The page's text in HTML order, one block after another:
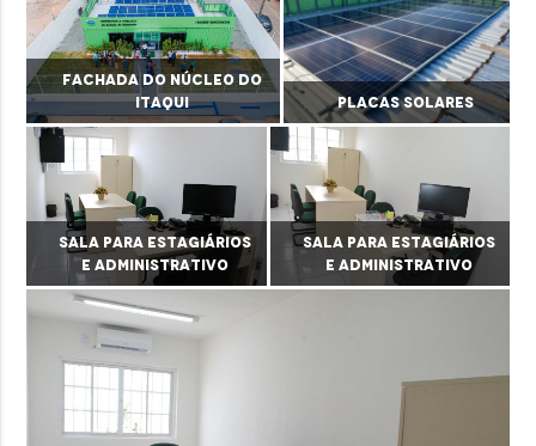
Fachada do Núcleo do
Itaqui
Placas solares
Sala para estagiários
e administrativo
Sala para estagiários
e administrativo